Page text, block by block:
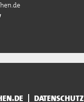
DATENSCHUTZ